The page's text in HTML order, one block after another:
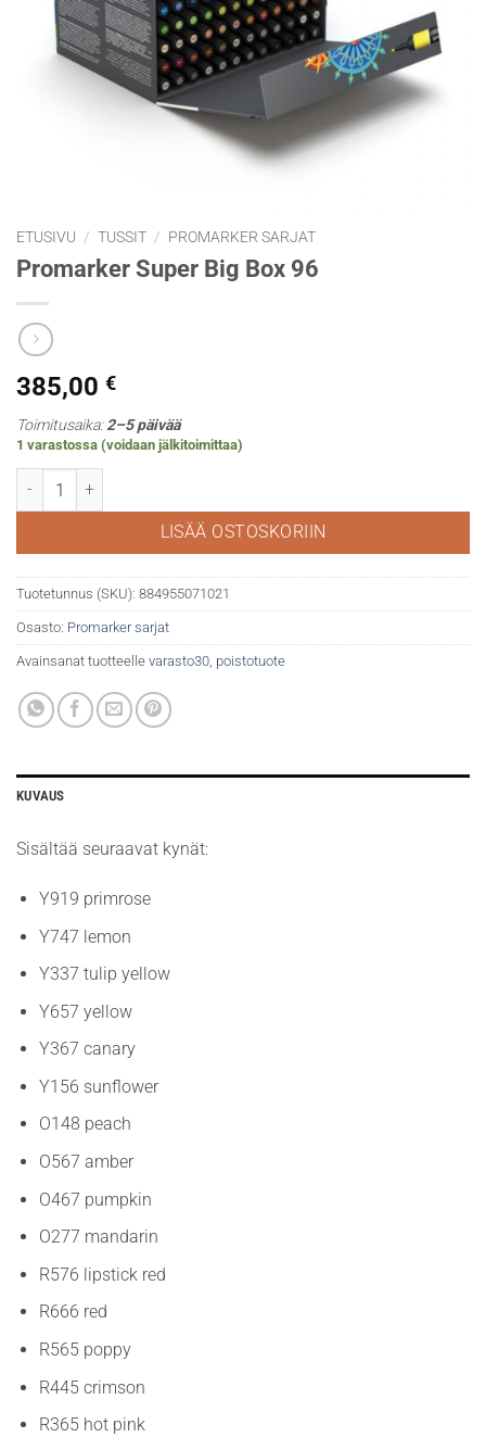
ETUSIVU / TUSSIT / PROMARKER SARJAT
Promarker Super Big Box 96
385,00 €
Toimitusaika:2–5 päivää
1 varastossa (voidaan jälkitoimittaa)
Promarker Super Big Box 96 määrä
LISÄÄ OSTOSKORIIN
Tuotetunnus (SKU): 884955071021
Osasto: Promarker sarjat
Avainsanat tuotteelle varasto30, poistotuote
KUVAUS
Sisältää seuraavat kynät:
Y919 primrose
Y747 lemon
Y337 tulip yellow
Y657 yellow
Y367 canary
Y156 sunflower
O148 peach
O567 amber
O467 pumpkin
O277 mandarin
R576 lipstick red
R666 red
R565 poppy
R445 crimson
R365 hot pink